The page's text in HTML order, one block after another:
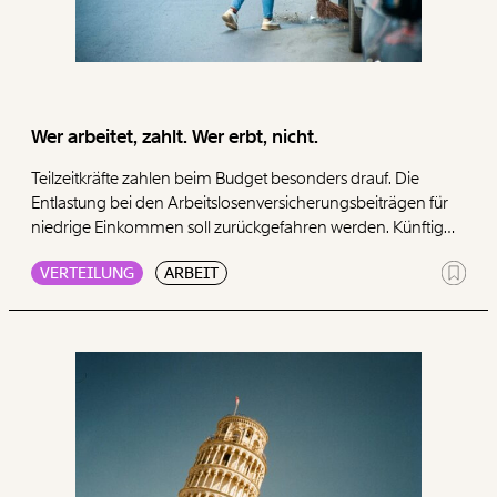
Maßnahmen den gleichen armutsgefährdeten Haushalt
treffen können, ist die Summe der Betroffenen aus den
Wer arbeitet, zahlt. Wer erbt, nicht.
Teilzeitkräfte zahlen beim Budget besonders drauf. Die
Entlastung bei den Arbeitslosenversicherungsbeiträgen für
niedrige Einkommen soll zurückgefahren werden. Künftig
Konto.
VERTEILUNG ARBEIT